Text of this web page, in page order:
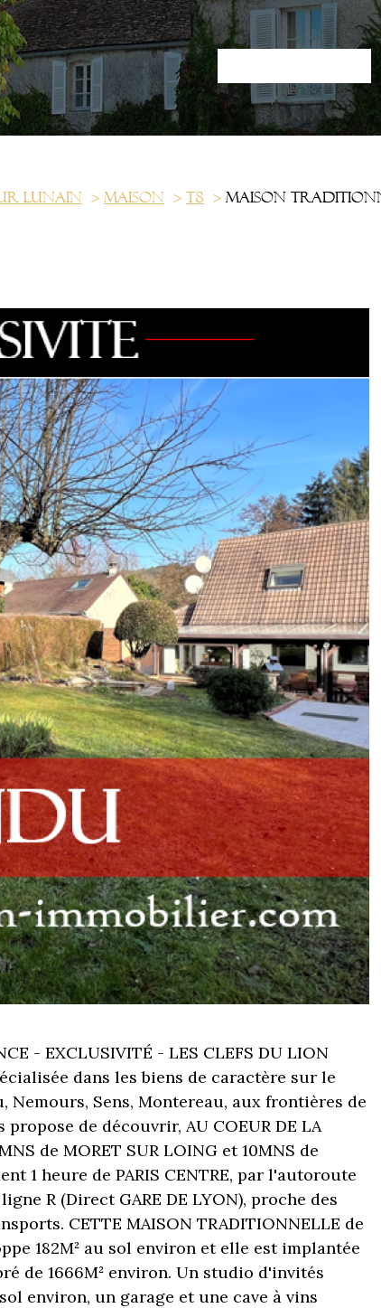
lunain Maison T8 Maison
- EXCLUSIVITÉ - LES CLEFS DU LION
dans les biens de caractère sur le
Nemours, Sens, Montereau, aux frontières de
de découvrir, AU COEUR DE LA
de MORET SUR LOING et 10MNS de
1 heure de PARIS CENTRE, par l'autoroute
R (Direct GARE DE LYON), proche des
CETTE MAISON TRADITIONNELLE de
182M² au sol environ et elle est implantée
de 1666M² environ. Un studio d'invités
environ, un garage et une cave à vins